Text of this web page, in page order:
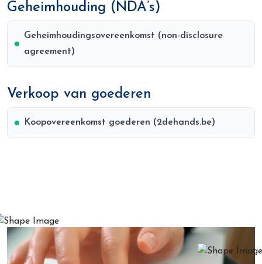
Geheimhouding (NDA’s)
Geheimhoudingsovereenkomst (non-disclosure
agreement)
Verkoop van goederen
Koopovereenkomst goederen (2dehands.be)